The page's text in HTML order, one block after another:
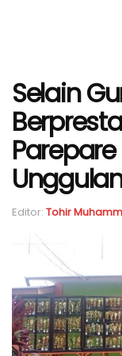
Selain
Editor: Tohir